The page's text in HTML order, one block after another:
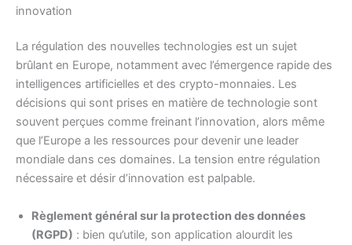
innovation
La régulation des nouvelles technologies est un sujet
brûlant en Europe, notamment avec l’émergence rapide des
intelligences artificielles et des crypto-monnaies. Les
décisions qui sont prises en matière de technologie sont
souvent perçues comme freinant l’innovation, alors même
que l’Europe a les ressources pour devenir une leader
mondiale dans ces domaines. La tension entre régulation
nécessaire et désir d’innovation est palpable.
Règlement général sur la protection des données
(RGPD) : bien qu’utile, son application alourdit les